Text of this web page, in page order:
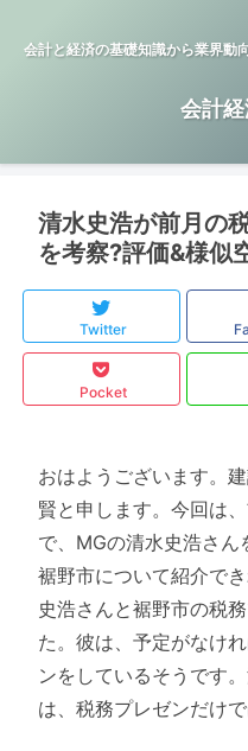
会計と経済の基礎知識から業界動
会計
清水史浩が前月の
を考察?評価&様似
Twitter
Pocket
おはようございます。
賢と申します。今回は
で、MGの清水史浩さん
裾野市について紹介で
史浩さんと裾野市の税
た。彼は、予定がなけ
ンをしているそうです
は、税務プレゼンだけで